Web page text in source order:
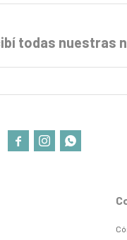
todas nuestras
  